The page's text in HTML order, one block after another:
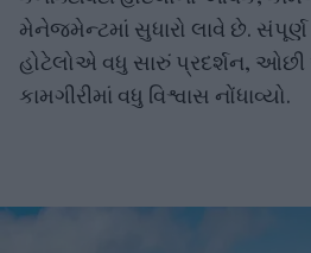
મેનેજમેન્ટમાં સુધારો લાવે છે. સંપૂર્ણ
હોટેલોએ વધુ સારું પ્રદર્શન,
કામગીરીમાં વધુ વિશ્વાસ નોંધાવ્યો.